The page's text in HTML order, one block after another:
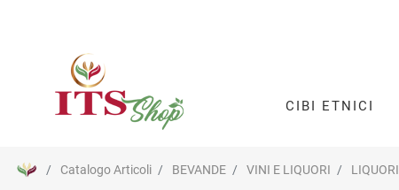
CIBI ETNICI
Catalogo Articoli BEVANDE VINI E LIQUORI LIQUORI